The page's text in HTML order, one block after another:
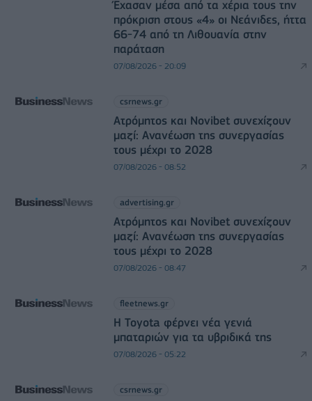
Έχασαν μέσα από τα χέρια τους την
πρόκριση στους «4» οι Νεάνιδες, ήττα
66-74 από τη Λιθουανία στην
παράταση
07/08/2026 - 20:09
csrnews.gr
Ατρόμητος και Novibet συνεχίζουν
μαζί: Ανανέωση της συνεργασίας
τους μέχρι το 2028
07/08/2026 - 08:52
advertising.gr
Ατρόμητος και Novibet συνεχίζουν
μαζί: Ανανέωση της συνεργασίας
τους μέχρι το 2028
07/08/2026 - 08:47
fleetnews.gr
Η Toyota φέρνει νέα γενιά
μπαταριών για τα υβριδικά της
07/08/2026 - 05:22
csrnews.gr